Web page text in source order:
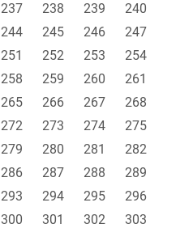
237 238 239
240
244 245 246
247
251 252 253
254
258 259 260
261
265 266 267
268
272 273 274
275
279 280 281
282
286 287 288
289
293 294 295
296
300 301 302
303